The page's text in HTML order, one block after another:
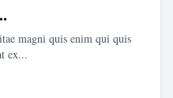
magni quis enim qui quis
ex...